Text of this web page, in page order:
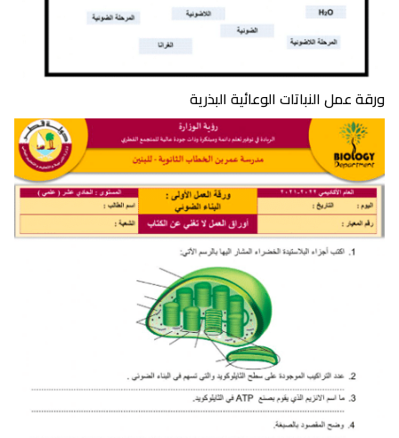
ورقة عمل النباتات الوعائية البذرية